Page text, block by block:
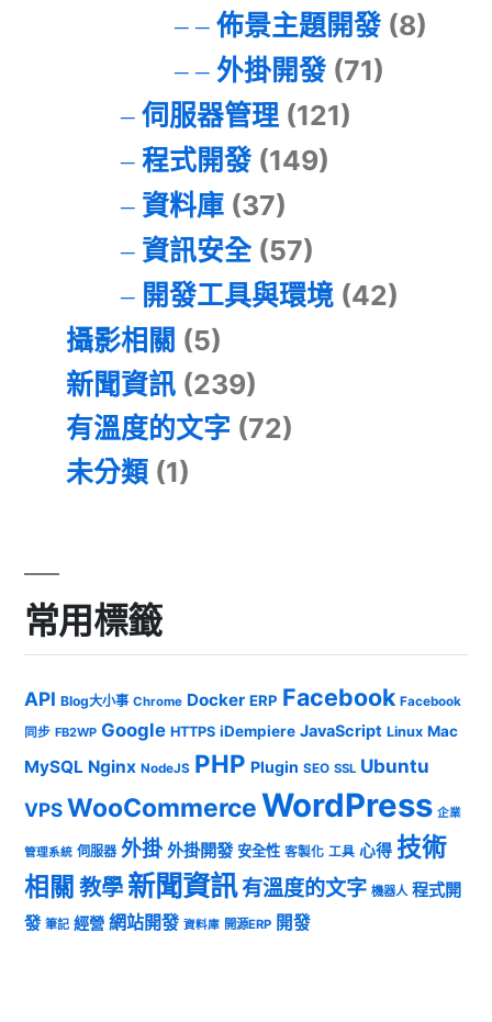
佈景主題開發(8)
外掛開發(71)
伺服器管理(121)
程式開發(149)
資料庫(37)
資訊安全(57)
開發工具與環境(42)
攝影相關 (5)
新聞資訊 (239)
有溫度的文字 (72)
未分類 (1)
常用標籤
API Blog大小事 Chrome Docker ERP Facebook Facebook
同步 FB2WP Google HTTPS iDempiere JavaScript Linux Mac
MySQL Nginx NodeJS PHP Plugin SEO SSL Ubuntu
VPSWooCommerceWordPress 企業
管理系統 伺服器 外掛 外掛開發 安全性 客製化 工具 心得 技術
相關 教學 新聞資訊有溫度的文字 機器人 程式開
發 筆記 經營 網站開發 資料庫 開源ERP 開發